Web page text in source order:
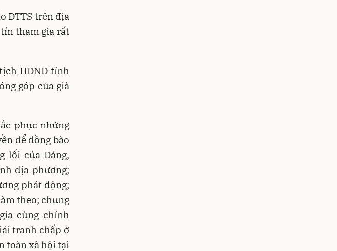
DTTS trên địa
tham gia rất
HĐND tỉnh
góp của già
phục những
để đồng bào
lối của Đảng,
địa phương;
phát động;
theo; chung
cùng chính
tranh chấp ở
toàn xã hội tại